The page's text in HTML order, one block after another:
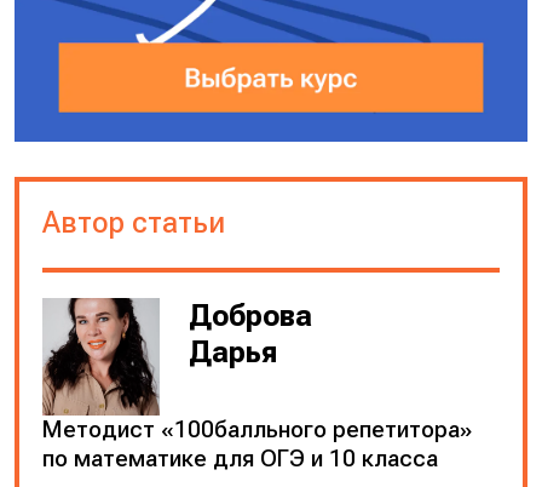
Автор статьи
Доброва
Дарья
Методист «100балльного репетитора»
по математике для ОГЭ и 10 класса